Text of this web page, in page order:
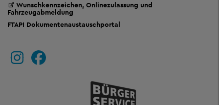
Wunschkennzeichen, Onlinezulassung und
Fahrzeugabmeldung
FTAPI Dokumentenaustauschportal